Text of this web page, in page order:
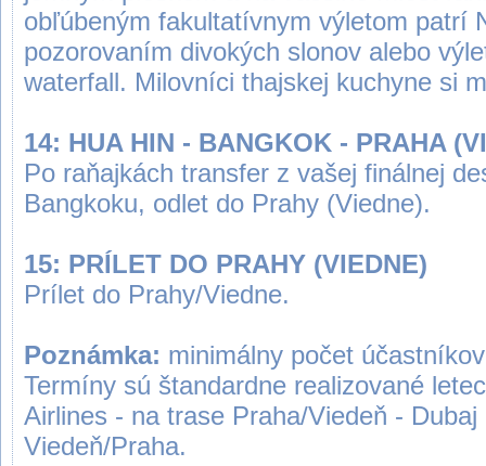
obľúbeným fakultatívnym výletom patrí
pozorovaním divokých slonov alebo
waterfall. Milovníci thajskej kuchyne si
14: HUA HIN - BANGKOK - PRAHA
Po raňajkách transfer z vašej finálnej
Bangkoku, odlet do Prahy (Viedne).
15: PRÍLET DO PRAHY (VIEDNE)
Prílet do Prahy/Viedne.
Poznámka: minimálny počet
Termíny sú štandardne realizované
Airlines - na trase Praha/Viedeň -
Viedeň/Praha.